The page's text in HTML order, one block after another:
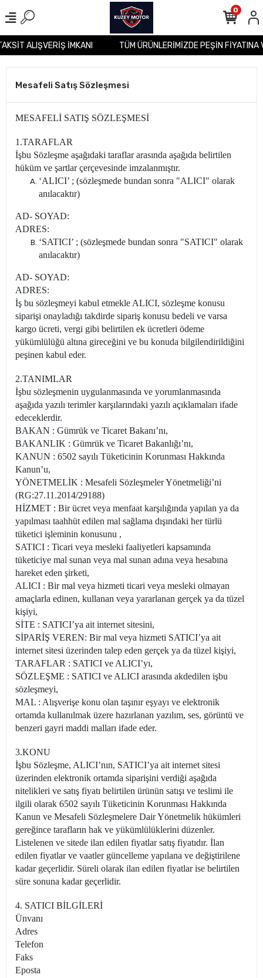
TAKSİT ALIŞVERİŞ İMKANI TÜM ÜRÜNLERİMİZDE PEŞİN
0
Mesafeli Satış Sözleşmesi
MESAFELİ SATIŞ SÖZLEŞMESİ
1.TARAFLAR
İşbu Sözleşme aşağıdaki taraflar arasında aşağıda belirtilen
hüküm ve şartlar çerçevesinde imzalanmıştır.
‘ALICI’ ; (sözleşmede bundan sonra "ALICI" olarak
anılacaktır)
AD- SOYAD:
ADRES:
‘SATICI’ ; (sözleşmede bundan sonra "SATICI" olarak
anılacaktır)
AD- SOYAD:
ADRES:
İş bu sözleşmeyi kabul etmekle ALICI, sözleşme konusu
siparişi onayladığı takdirde sipariş konusu bedeli ve varsa
kargo ücreti, vergi gibi belirtilen ek ücretleri ödeme
yükümlülüğü altına gireceğini ve bu konuda bilgilendirildiğini
peşinen kabul eder.
2.TANIMLAR
İşbu sözleşmenin uygulanmasında ve yorumlanmasında
aşağıda yazılı terimler karşılarındaki yazılı açıklamaları ifade
edeceklerdir.
BAKAN : Gümrük ve Ticaret Bakanı’nı,
BAKANLIK : Gümrük ve Ticaret Bakanlığı’nı,
KANUN : 6502 sayılı Tüketicinin Korunması Hakkında
Kanun’u,
YÖNETMELİK : Mesafeli Sözleşmeler Yönetmeliği’ni
(RG:27.11.2014/29188)
HİZMET : Bir ücret veya menfaat karşılığında yapılan ya da
yapılması taahhüt edilen mal sağlama dışındaki her türlü
tüketici işleminin konusunu ,
SATICI : Ticari veya mesleki faaliyetleri kapsamında
tüketiciye mal sunan veya mal sunan adına veya hesabına
hareket eden şirketi,
ALICI : Bir mal veya hizmeti ticari veya mesleki olmayan
amaçlarla edinen, kullanan veya yararlanan gerçek ya da tüzel
kişiyi,
SİTE : SATICI’ya ait internet sitesini,
SİPARİŞ VEREN: Bir mal veya hizmeti SATICI’ya ait
internet sitesi üzerinden talep eden gerçek ya da tüzel kişiyi,
TARAFLAR : SATICI ve ALICI’yı,
SÖZLEŞME : SATICI ve ALICI arasında akdedilen işbu
sözleşmeyi,
MAL : Alışverişe konu olan taşınır eşyayı ve elektronik
ortamda kullanılmak üzere hazırlanan yazılım, ses, görüntü ve
benzeri gayri maddi malları ifade eder.
3.KONU
İşbu Sözleşme, ALICI’nın, SATICI’ya ait internet sitesi
üzerinden elektronik ortamda siparişini verdiği aşağıda
nitelikleri ve satış fiyatı belirtilen ürünün satışı ve teslimi ile
ilgili olarak 6502 sayılı Tüketicinin Korunması Hakkında
Kanun ve Mesafeli Sözleşmelere Dair Yönetmelik hükümleri
gereğince tarafların hak ve yükümlülüklerini düzenler.
Listelenen ve sitede ilan edilen fiyatlar satış fiyatıdır. İlan
edilen fiyatlar ve vaatler güncelleme yapılana ve değiştirilene
kadar geçerlidir. Süreli olarak ilan edilen fiyatlar ise belirtilen
süre sonuna kadar geçerlidir.
4. SATICI BİLGİLERİ
Ünvanı
Adres
Telefon
Faks
Eposta